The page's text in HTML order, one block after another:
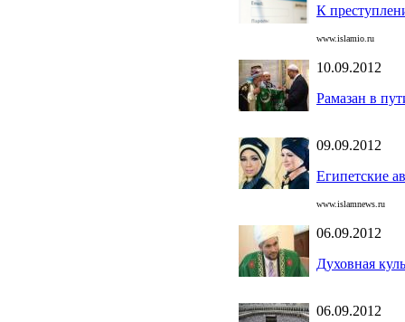
К
www.islamio.ru
10.09.2012
Рамазан в
09.09.2012
Египетские
www.islamnews.ru
06.09.2012
Духовная
06.09.2012